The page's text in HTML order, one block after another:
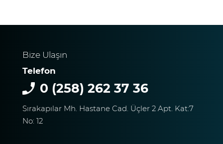
Macron’lu Tanıtım Filmi
Bize Ulaşın
Telefon
0 (258) 262 37 36
Sırakapılar Mh. Hastane Cad. Üçler 2 Apt. Kat:7
No: 12